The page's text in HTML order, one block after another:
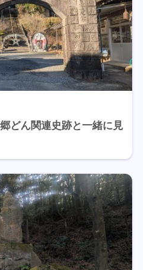
どん関連史跡と一緒に見